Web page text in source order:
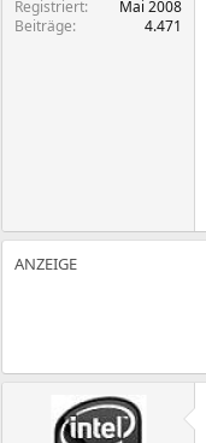
Registriert
Mai 2008
Beiträge
4.471